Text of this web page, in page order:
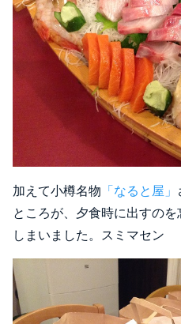
加えて小樽名物 「なると屋」
ところが、夕食時に出すの
しまいました。スミマセン